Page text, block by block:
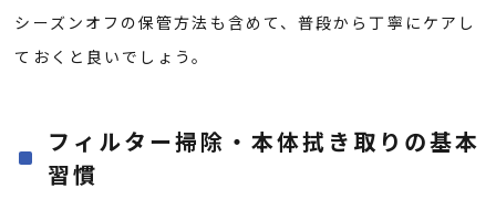
シーズンオフの保管方法も含めて、普段から丁寧にケアし
ておくと良いでしょう。
フィルター掃除・本体拭き取りの基本
習慣